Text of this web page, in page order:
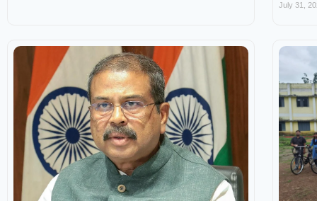
July 31,